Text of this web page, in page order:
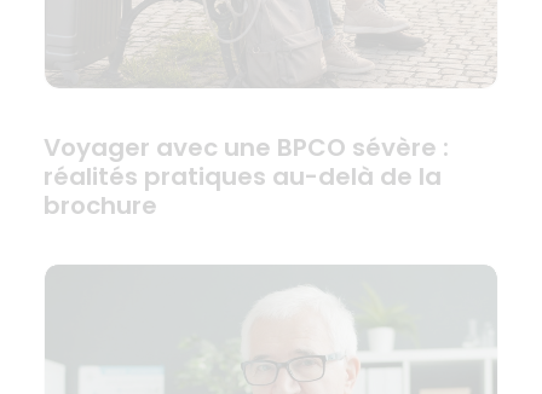
Voyager avec une BPCO sévère :
réalités pratiques au-delà de la
brochure